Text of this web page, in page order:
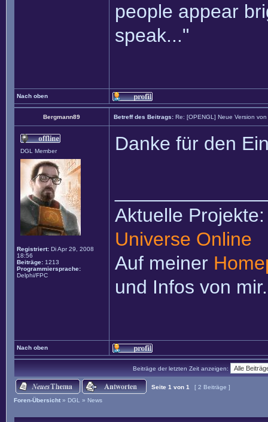
people appear
speak..."
Nach oben
Bergmann89 Betreff des Beitrags: Re: [OPENGL] Neue Version
DGL Member
Registriert: Di Apr 29, 2008
18:56
Beiträge: 1213
Programmiersprache:
Delphi/FPC
Danke für den
Aktuelle
Universe Online
Auf meiner
und Infos von mir.
Nach oben
Beiträge der letzten Zeit anzeigen:
Seite 1 von 1
[ 2 Beiträge ]
Foren-Übersicht » DGL » News